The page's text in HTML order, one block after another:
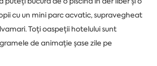
cu un mini parc acvatic, supravegheat
Toți oaspeții hotelului sunt
de animație șase zile pe